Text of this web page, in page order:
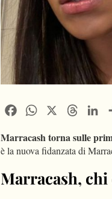
FacebookWhatsApp
Marracash torna sulle
è la nuova fidanzata di
Marracash, chi